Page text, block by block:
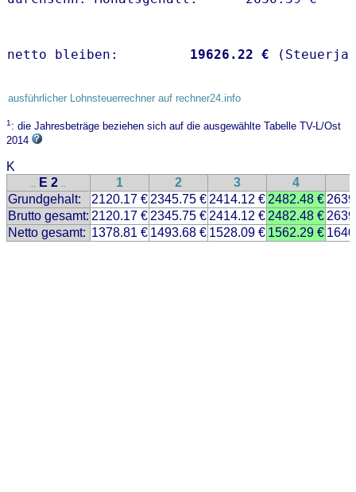
netto bleiben: 19626.22 €
ausführlicher Lohnsteuerrechner auf rechner24.info
1: die Jahresbeträge beziehen sich auf die ausgewählte Tabelle TV-L/Ost
2014
K
.. E 2 .. 1 2 3 4
Grundgehalt:
2120.17 € 2345.75 € 2414.12 € 2482.48 €
Brutto gesamt: 2120.17 € 2345.75 € 2414.12 € 2482.48 €
Netto gesamt: 1378.81 € 1493.68 € 1528.09 € 1562.29 €